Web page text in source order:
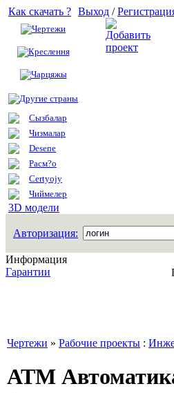
Как скачать ?
Чертежи
Креслення
Чарцяжы
Другие страны
Сызбалар
Чизмалар
Desene
Расм?о
Certyojy
Чиймелер
3D модели
Выход /
Авторизация:
Информация
Гарантии
Чертежи » Рабочие проекты :
АТМ